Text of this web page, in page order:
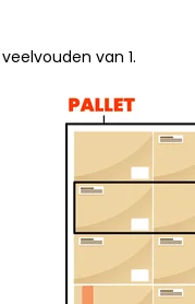
van 1.